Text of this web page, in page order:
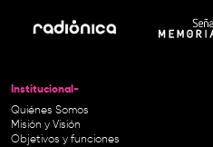
Institucional-
Quiénes Somos
Misión y Visión
Objetivos y funciones